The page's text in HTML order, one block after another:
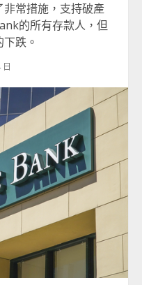
常措施，支持破產
的所有存款人，但
跌。